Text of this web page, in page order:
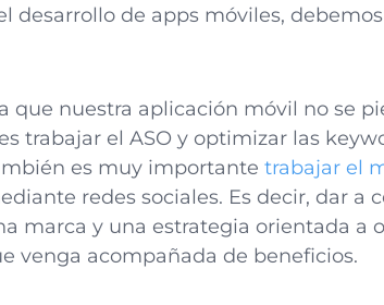
desarrollo de apps móviles,
que nuestra aplicación móvil no se
trabajar el ASO y optimizar las
es muy importante trabajar el
redes sociales. Es decir, dar a
marca y una estrategia orientada a
venga acompañada de beneficios.